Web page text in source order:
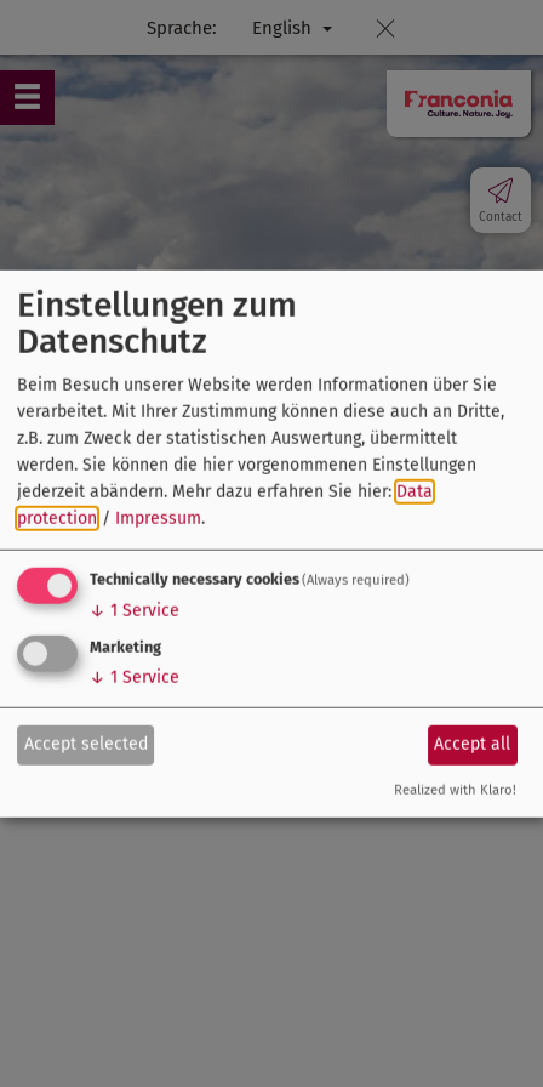
Sprache: English
Contact
Einstellungen zum
Datenschutz
Beim Besuch unserer Website werden Informationen über Sie
verarbeitet. Mit Ihrer Zustimmung können diese auch an Dritte,
z.B. zum Zweck der statistischen Auswertung, übermittelt
werden. Sie können die hier vorgenommenen Einstellungen
jederzeit abändern. Mehr dazu erfahren Sie hier: Data
protection / Impressum.
Technically necessary cookies(Always required)
↓ 1 Service
Marketing
↓ 1 Service
Accept selected Accept all
Realized with Klaro!